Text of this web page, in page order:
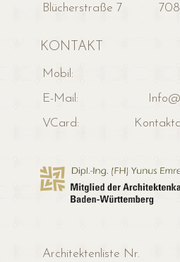
Blücherstraße 7
KONTAKT
Mobil:
E-Mail:
VCard:
Architektenliste Nr.